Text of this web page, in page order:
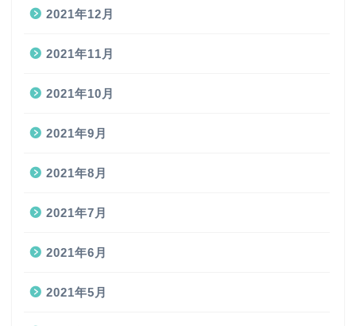
2021年12月
2021年11月
2021年10月
2021年9月
2021年8月
2021年7月
2021年6月
2021年5月